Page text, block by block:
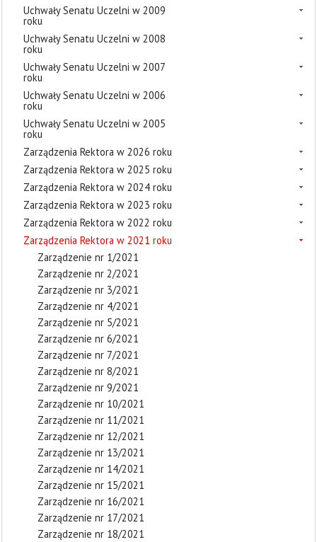
Uchwały Senatu Uczelni w 2009
roku
Uchwały Senatu Uczelni w 2008
roku
Uchwały Senatu Uczelni w 2007
roku
Uchwały Senatu Uczelni w 2006
roku
Uchwały Senatu Uczelni w 2005
roku
Zarządzenia Rektora w 2026 roku
Zarządzenia Rektora w 2025 roku
Zarządzenia Rektora w 2024 roku
Zarządzenia Rektora w 2023 roku
Zarządzenia Rektora w 2022 roku
Zarządzenia Rektora w 2021 roku
Zarządzenie nr 1/2021
Zarządzenie nr 2/2021
Zarządzenie nr 3/2021
Zarządzenie nr 4/2021
Zarządzenie nr 5/2021
Zarządzenie nr 6/2021
Zarządzenie nr 7/2021
Zarządzenie nr 8/2021
Zarządzenie nr 9/2021
Zarządzenie nr 10/2021
Zarządzenie nr 11/2021
Zarządzenie nr 12/2021
Zarządzenie nr 13/2021
Zarządzenie nr 14/2021
Zarządzenie nr 15/2021
Zarządzenie nr 16/2021
Zarządzenie nr 17/2021
Zarządzenie nr 18/2021